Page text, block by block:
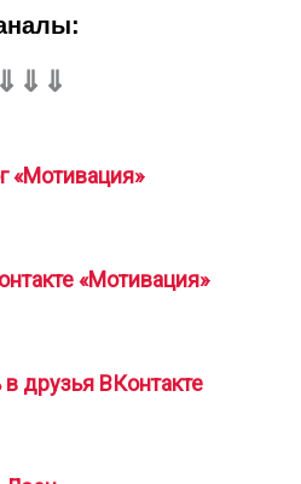
⇓⇓⇓
«Мотивация»
«Мотивация»
друзья ВКонтакте